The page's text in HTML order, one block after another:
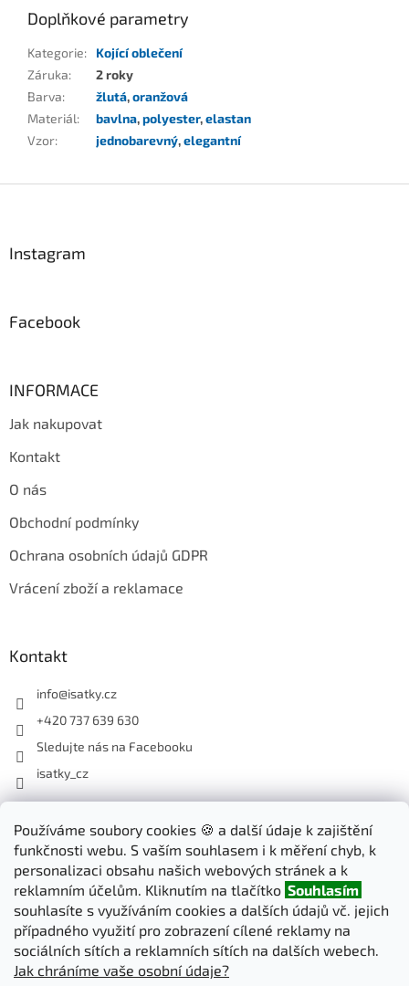
Používáme soubory cookies 🍪 a další údaje k zajištění
funkčnosti webu. S vaším souhlasem i k měření chyb, k
personalizaci obsahu našich webových stránek a k
reklamním účelům. Kliknutím na tlačítko Souhlasím
souhlasíte s využíváním cookies a dalších údajů vč. jejich
případného využití pro zobrazení cílené reklamy na
sociálních sítích a reklamních sítích na dalších webech.
Jak chráníme vaše osobní údaje?
Doplňkové parametry
Kategorie:
Kojící oblečení
Záruka:
2 roky
Barva: žlutá,oranžová
Materiál: bavlna,polyester,elastan
Vzor: jednobarevný,elegantní
Instagram
Facebook
INFORMACE
Jak nakupovat
Kontakt
O nás
Obchodní podmínky
Ochrana osobních údajů GDPR
Vrácení zboží a reklamace
Kontakt
info@isatky.cz
+420 737 639 630
Sledujte nás na Facebooku
isatky_cz
Odebírat newsletter
Vložte svůj e-mail a my vám budeme zasílat informace o nových
produktech na našem e-shopu.
E-mail
PŘIHLÁSIT SE